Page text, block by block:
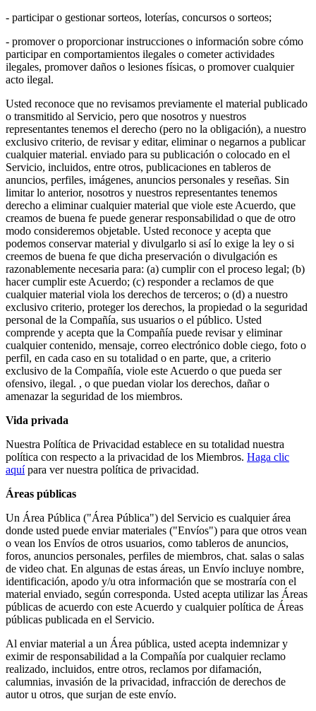
- participar o gestionar sorteos, loterías, concursos o sorteos;
- promover o proporcionar instrucciones o información sobre cómo
participar en comportamientos ilegales o cometer actividades
ilegales, promover daños o lesiones físicas, o promover cualquier
acto ilegal.
Usted reconoce que no revisamos previamente el material publicado
o transmitido al Servicio, pero que nosotros y nuestros
representantes tenemos el derecho (pero no la obligación), a nuestro
exclusivo criterio, de revisar y editar, eliminar o negarnos a publicar
cualquier material. enviado para su publicación o colocado en el
Servicio, incluidos, entre otros, publicaciones en tableros de
anuncios, perfiles, imágenes, anuncios personales y reseñas. Sin
limitar lo anterior, nosotros y nuestros representantes tenemos
derecho a eliminar cualquier material que viole este Acuerdo, que
creamos de buena fe puede generar responsabilidad o que de otro
modo consideremos objetable. Usted reconoce y acepta que
podemos conservar material y divulgarlo si así lo exige la ley o si
creemos de buena fe que dicha preservación o divulgación es
razonablemente necesaria para: (a) cumplir con el proceso legal; (b)
hacer cumplir este Acuerdo; (c) responder a reclamos de que
cualquier material viola los derechos de terceros; o (d) a nuestro
exclusivo criterio, proteger los derechos, la propiedad o la seguridad
personal de la Compañía, sus usuarios o el público. Usted
comprende y acepta que la Compañía puede revisar y eliminar
cualquier contenido, mensaje, correo electrónico doble ciego, foto o
perfil, en cada caso en su totalidad o en parte, que, a criterio
exclusivo de la Compañía, viole este Acuerdo o que pueda ser
ofensivo, ilegal. , o que puedan violar los derechos, dañar o
amenazar la seguridad de los miembros.
Vida privada
Nuestra Política de Privacidad establece en su totalidad nuestra
política con respecto a la privacidad de los Miembros. Haga clic
aquípara ver nuestra política de privacidad.
Áreas públicas
Un Área Pública ("Área Pública") del Servicio es cualquier área
donde usted puede enviar materiales ("Envíos") para que otros vean
o vean los Envíos de otros usuarios, como tableros de anuncios,
foros, anuncios personales, perfiles de miembros, chat. salas o salas
de video chat. En algunas de estas áreas, un Envío incluye nombre,
identificación, apodo y/u otra información que se mostraría con el
material enviado, según corresponda. Usted acepta utilizar las Áreas
públicas de acuerdo con este Acuerdo y cualquier política de Áreas
públicas publicada en el Servicio.
Al enviar material a un Área pública, usted acepta indemnizar y
eximir de responsabilidad a la Compañía por cualquier reclamo
realizado, incluidos, entre otros, reclamos por difamación,
calumnias, invasión de la privacidad, infracción de derechos de
autor u otros, que surjan de este envío.